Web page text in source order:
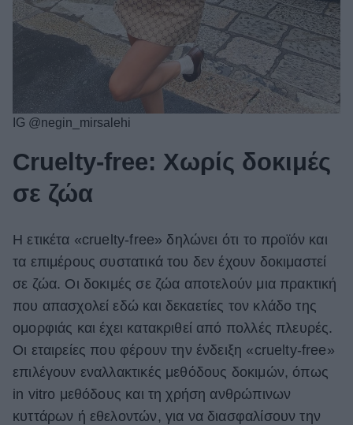
IG @negin_mirsalehi
Cruelty-free: Χωρίς δοκιμές
σε ζώα
Η ετικέτα «cruelty-free» δηλώνει ότι το προϊόν και
τα επιμέρους συστατικά του δεν έχουν δοκιμαστεί
σε ζώα. Οι δοκιμές σε ζώα αποτελούν μια πρακτική
που απασχολεί εδώ και δεκαετίες τον κλάδο της
ομορφιάς και έχει κατακριθεί από πολλές πλευρές.
Οι εταιρείες που φέρουν την ένδειξη «cruelty-free»
επιλέγουν εναλλακτικές μεθόδους δοκιμών, όπως
in vitro μεθόδους και τη χρήση ανθρώπινων
κυττάρων ή εθελοντών, για να διασφαλίσουν την